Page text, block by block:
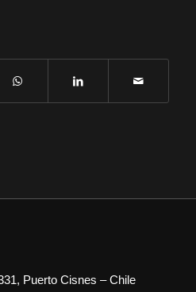
Puerto Cisnes – Chile